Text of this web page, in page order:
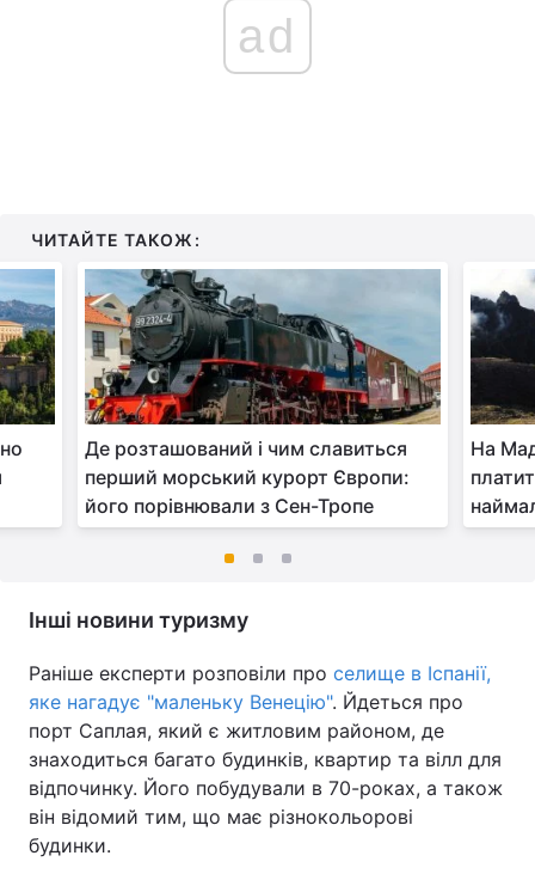
ad
ЧИТАЙТЕ ТАКОЖ:
Де розташований і чим славиться
перший морський курорт Європи:
його порівнювали з Сен-Тропе
На
Інші новини туризму
Раніше експерти розповіли про селище в Іспанії,
яке нагадує "маленьку Венецію". Йдеться про
порт Саплая, який є житловим районом, де
знаходиться багато будинків, квартир та вілл для
відпочинку. Його побудували в 70-роках, а також
він відомий тим, що має різнокольорові
будинки.